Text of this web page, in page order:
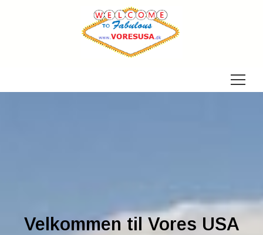
Menu
Velkommen til Vores USA